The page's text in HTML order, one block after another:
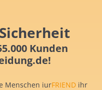
Kunden
Menschen iurFRIEND ihr